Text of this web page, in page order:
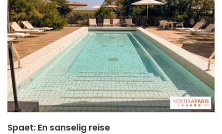
Spaet: En sanselig reise